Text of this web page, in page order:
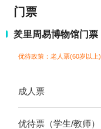
门票
羑里周易博物馆门票
优待政策：老人票(60岁以上)
成人票
优待票（学生/教师）